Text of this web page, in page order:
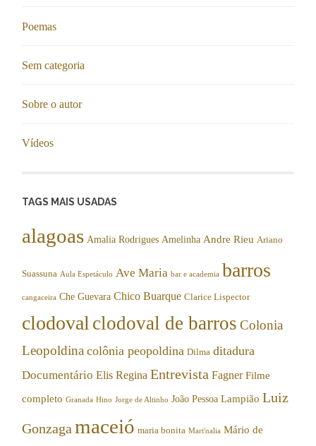
Poemas
Sem categoria
Sobre o autor
Vídeos
TAGS MAIS USADAS
alagoas Amalia Rodrigues Amelinha Andre Rieu Ariano
Suassuna Aula Espetáculo Ave Maria bar e academia barros
cangaceira Che Guevara Chico Buarque Clarice Lispector
clodoval clodoval de barros Colonia
Leopoldina colônia peopoldina Dilma ditadura
Documentário Elis Regina Entrevista Fagner Filme
completo Granada Hino Jorge de Altinho João Pessoa Lampião Luiz
Gonzaga maceió maria bonita Mart'nalia Mário de